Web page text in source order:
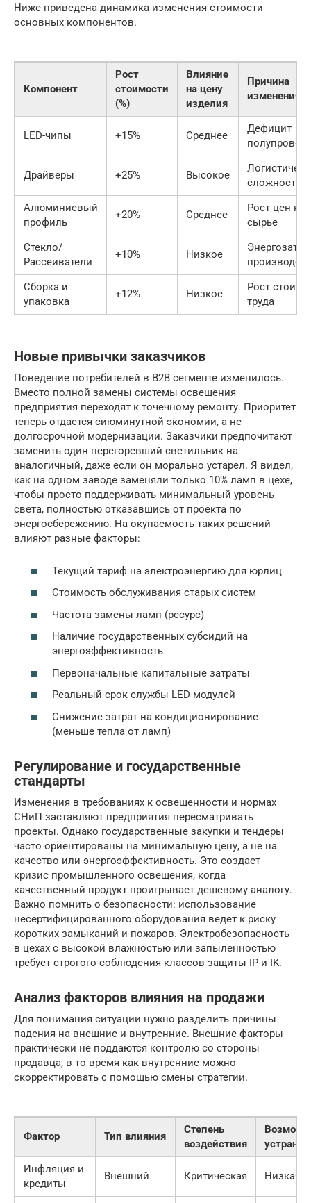
Ниже приведена динамика изменения стоимости
основных компонентов.
Компонент
Рост
стоимости
(%)
Влияние
на цену
изделия
Причина
изменения
LED-чипы +15% Среднее
Дефицит
Драйверы +25% Высокое
сложности
Алюминиевый
профиль
+20% Среднее
Рост цен на
сырье
Стекло/
Рассеиватели
+10% Низкое
Сборка и
упаковка
+12% Низкое
Рост
труда
Новые привычки заказчиков
Поведение потребителей в B2B сегменте изменилось.
Вместо полной замены системы освещения
предприятия переходят к точечному ремонту. Приоритет
теперь отдается сиюминутной экономии, а не
долгосрочной модернизации. Заказчики предпочитают
заменить один перегоревший светильник на
аналогичный, даже если он морально устарел. Я видел,
как на одном заводе заменяли только 10% ламп в цехе,
чтобы просто поддерживать минимальный уровень
света, полностью отказавшись от проекта по
энергосбережению. На окупаемость таких решений
влияют разные факторы:
Текущий тариф на электроэнергию для юрлиц
Стоимость обслуживания старых систем
Частота замены ламп (ресурс)
Наличие государственных субсидий на
энергоэффективность
Первоначальные капитальные затраты
Реальный срок службы LED-модулей
Снижение затрат на кондиционирование
(меньше тепла от ламп)
Регулирование и государственные
стандарты
Изменения в требованиях к освещенности и нормах
СНиП заставляют предприятия пересматривать
проекты. Однако государственные закупки и тендеры
часто ориентированы на минимальную цену, а не на
качество или энергоэффективность. Это создает
кризис промышленного освещения, когда
качественный продукт проигрывает дешевому аналогу.
Важно помнить о безопасности: использование
несертифицированного оборудования ведет к риску
коротких замыканий и пожаров. Электробезопасность
в цехах с высокой влажностью или запыленностью
требует строгого соблюдения классов защиты IP и IK.
Анализ факторов влияния на продажи
Для понимания ситуации нужно разделить причины
падения на внешние и внутренние. Внешние факторы
практически не поддаются контролю со стороны
продавца, в то время как внутренние можно
скорректировать с помощью смены стратегии.
Фактор Тип влияния
Степень
воздействия
Инфляция и
кредиты
Внешний Критическая Низкая